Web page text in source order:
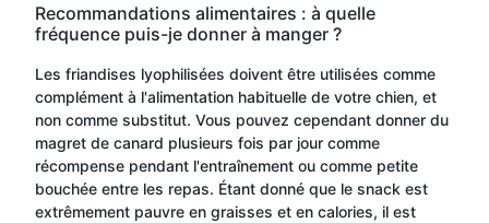
Recommandations alimentaires : à quelle
fréquence puis-je donner à manger ?
Les friandises lyophilisées doivent être utilisées comme
complément à l'alimentation habituelle de votre chien, et
non comme substitut. Vous pouvez cependant donner du
magret de canard plusieurs fois par jour comme
récompense pendant l'entraînement ou comme petite
bouchée entre les repas. Étant donné que le snack est
extrêmement pauvre en graisses et en calories, il est